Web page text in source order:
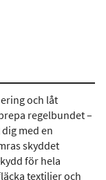
och låt
regelbundet –
med en
skyddet
för hela
textilier och